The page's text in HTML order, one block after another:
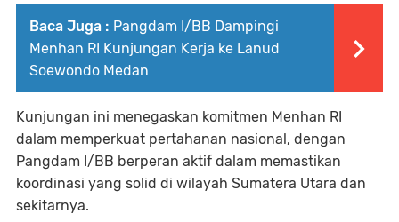
Baca Juga : Pangdam I/BB Dampingi
Menhan RI Kunjungan Kerja ke Lanud
Soewondo Medan
Kunjungan ini menegaskan komitmen Menhan RI
dalam memperkuat pertahanan nasional, dengan
Pangdam I/BB berperan aktif dalam memastikan
koordinasi yang solid di wilayah Sumatera Utara dan
sekitarnya.